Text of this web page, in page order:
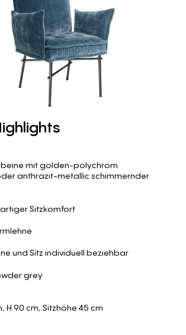
mit golden-polychrom
anthrazit-metallic schimmernder
Sitzkomfort
und Sitz individuell beziehbar
grey
, H 90 cm, Sitzhöhe 45 cm